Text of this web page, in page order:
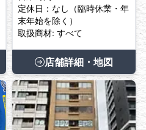
定休日：なし（臨時休業・年
末年始を除く）
取扱商材: すべて
店舗詳細・地図